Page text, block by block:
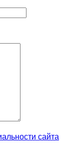
сайта